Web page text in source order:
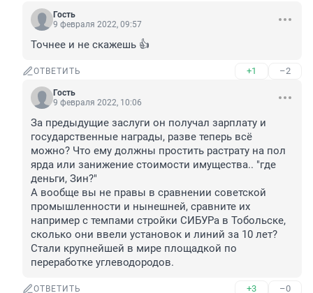
Гость
9 февраля 2022, 09:57
Точнее и не скажешь 👍
ОТВЕТИТЬ +1 –2
Гость
9 февраля 2022, 10:06
За предыдущие заслуги он получал зарплату и
государственные награды, разве теперь всё
можно? Что ему должны простить растрату на пол
ярда или занижение стоимости имущества.. "где
деньги, Зин?"
А вообще вы не правы в сравнении советской
промышленности и нынешней, сравните их
например с темпами стройки СИБУРа в Тобольске,
сколько они ввели установок и линий за 10 лет?
Стали крупнейшей в мире площадкой по
переработке углеводородов.
ОТВЕТИТЬ +3 –0